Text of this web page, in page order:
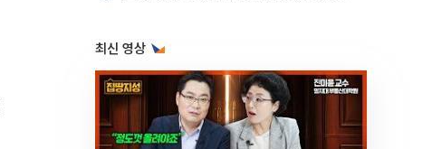
최신 영상